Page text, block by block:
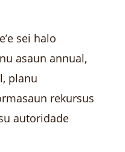
sei halo
asaun annual,
planu
rekursus
autoridade